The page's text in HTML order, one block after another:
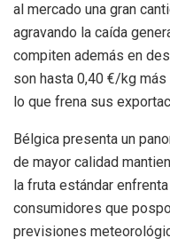
al mercado una gran
agravando la caída
compiten además en
son hasta 0,40 €/kg
lo que frena sus
Bélgica presenta un
de mayor calidad
la fruta estándar
consumidores que
previsiones